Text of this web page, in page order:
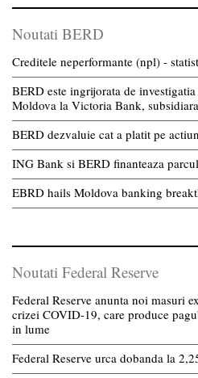
Noutati BERD
Creditele neperformante (npl) -
BERD este ingrijorata de
Moldova la Victoria Bank,
BERD dezvaluie cat a platit pe
ING Bank si BERD finanteaza
EBRD hails Moldova banking
Noutati Federal Reserve
Federal Reserve anunta noi masuri
crizei COVID-19, care produce
in lume
Federal Reserve urca dobanda la